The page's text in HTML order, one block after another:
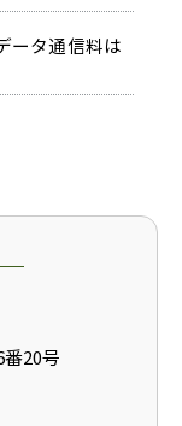
ータ通信料は
20号